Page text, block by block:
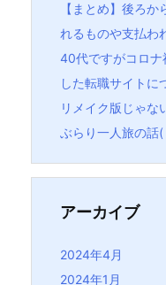
【まとめ】後ろ
れるものや支払わ
40代ですがコロナ
した転職サイトに
リメイク版じゃな
ぶらり一人旅の話(
アーカイブ
2024年4月
2024年1月